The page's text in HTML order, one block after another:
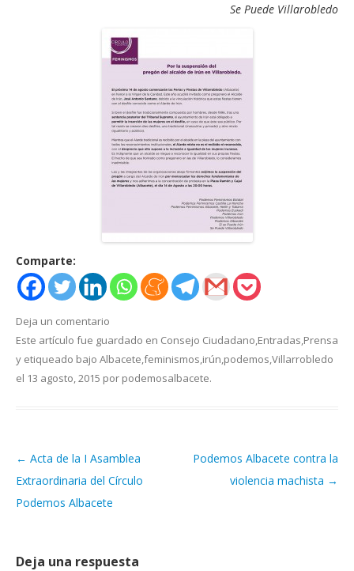
Se Puede Villarobledo
Comparte:
Deja un comentario
Este artículo fue guardado en Consejo Ciudadano,Entradas,Prensa
y etiqueado bajo Albacete,feminismos,irún,podemos,Villarrobledo
el 13 agosto, 2015 por podemosalbacete.
Navegación de artículos
← Acta de la I Asamblea
Extraordinaria del Círculo
Podemos Albacete
Podemos Albacete contra la
violencia machista →
Deja una respuesta